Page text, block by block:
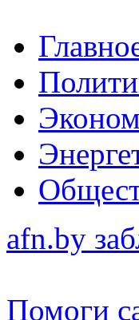
afn.by
Помоги